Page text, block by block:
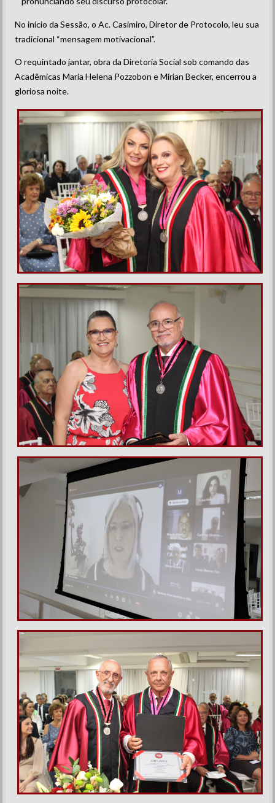
No início da Sessão, o Ac. Casimiro, Diretor de Protocolo, leu sua
tradicional “mensagem motivacional”.
O requintado jantar, obra da Diretoria Social sob comando das
Acadêmicas Maria Helena Pozzobon e Mirian Becker, encerrou a
gloriosa noite.